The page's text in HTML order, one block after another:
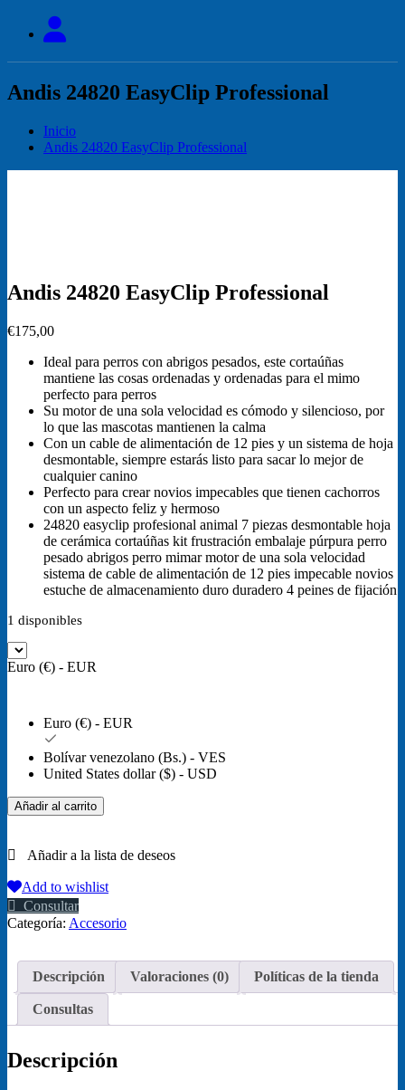
Andis 24820 EasyClip Professional
Inicio
Andis 24820 EasyClip Professional
Andis 24820 EasyClip Professional
€175,00
Ideal para perros con abrigos pesados, este cortaúñas
mantiene las cosas ordenadas y ordenadas para el mimo
perfecto para perros
Su motor de una sola velocidad es cómodo y silencioso, por
lo que las mascotas mantienen la calma
Con un cable de alimentación de 12 pies y un sistema de hoja
desmontable, siempre estarás listo para sacar lo mejor de
cualquier canino
Perfecto para crear novios impecables que tienen cachorros
con un aspecto feliz y hermoso
24820 easyclip profesional animal 7 piezas desmontable hoja
de cerámica cortaúñas kit frustración embalaje púrpura perro
pesado abrigos perro mimar motor de una sola velocidad
sistema de cable de alimentación de 12 pies impecable novios
estuche de almacenamiento duro duradero 4 peines de fijación
1 disponibles
Euro (€) - EUR
Euro (€) - EUR
Bolívar venezolano (Bs.) - VES
United States dollar ($) - USD
Andis
24820
Professional
Añadir al carrito
Add to wishlist
Consultar
Categoría: Accesorio
Descripción Valoraciones (0) Políticas de la tienda
Consultas
Descripción